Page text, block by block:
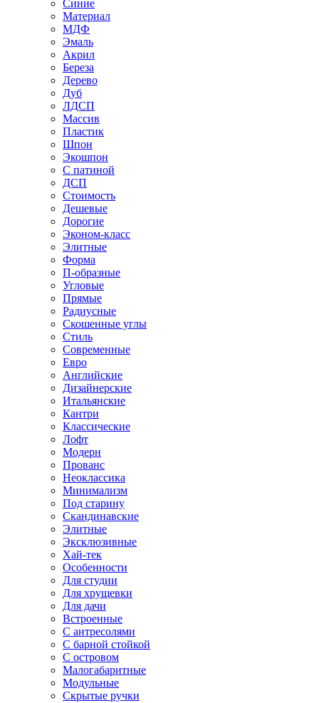
Синие
Материал
МДФ
Эмаль
Акрил
Береза
Дерево
Дуб
ЛДСП
Массив
Пластик
Шпон
Экошпон
С патиной
ДСП
Стоимость
Дешевые
Дорогие
Эконом-класс
Элитные
Форма
П-образные
Угловые
Прямые
Радиусные
Скошенные углы
Стиль
Современные
Евро
Английские
Дизайнерские
Итальянские
Кантри
Классические
Лофт
Модерн
Прованс
Неоклассика
Минимализм
Под старину
Скандинавские
Элитные
Эксклюзивные
Хай-тек
Особенности
Для студии
Для хрущевки
Для дачи
Встроенные
С антресолями
С барной стойкой
С островом
Малогабаритные
Модульные
Скрытые ручки